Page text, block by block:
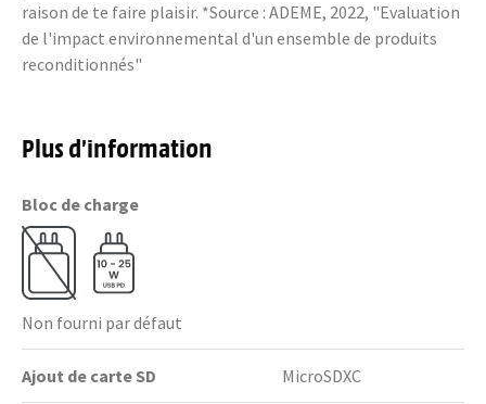
raison de te faire plaisir. *Source : ADEME, 2022, "Evaluation
de l'impact environnemental d'un ensemble de produits
reconditionnés"
Plus d’information
Bloc de charge
Non fourni par défaut
Ajout de carte SD MicroSDXC